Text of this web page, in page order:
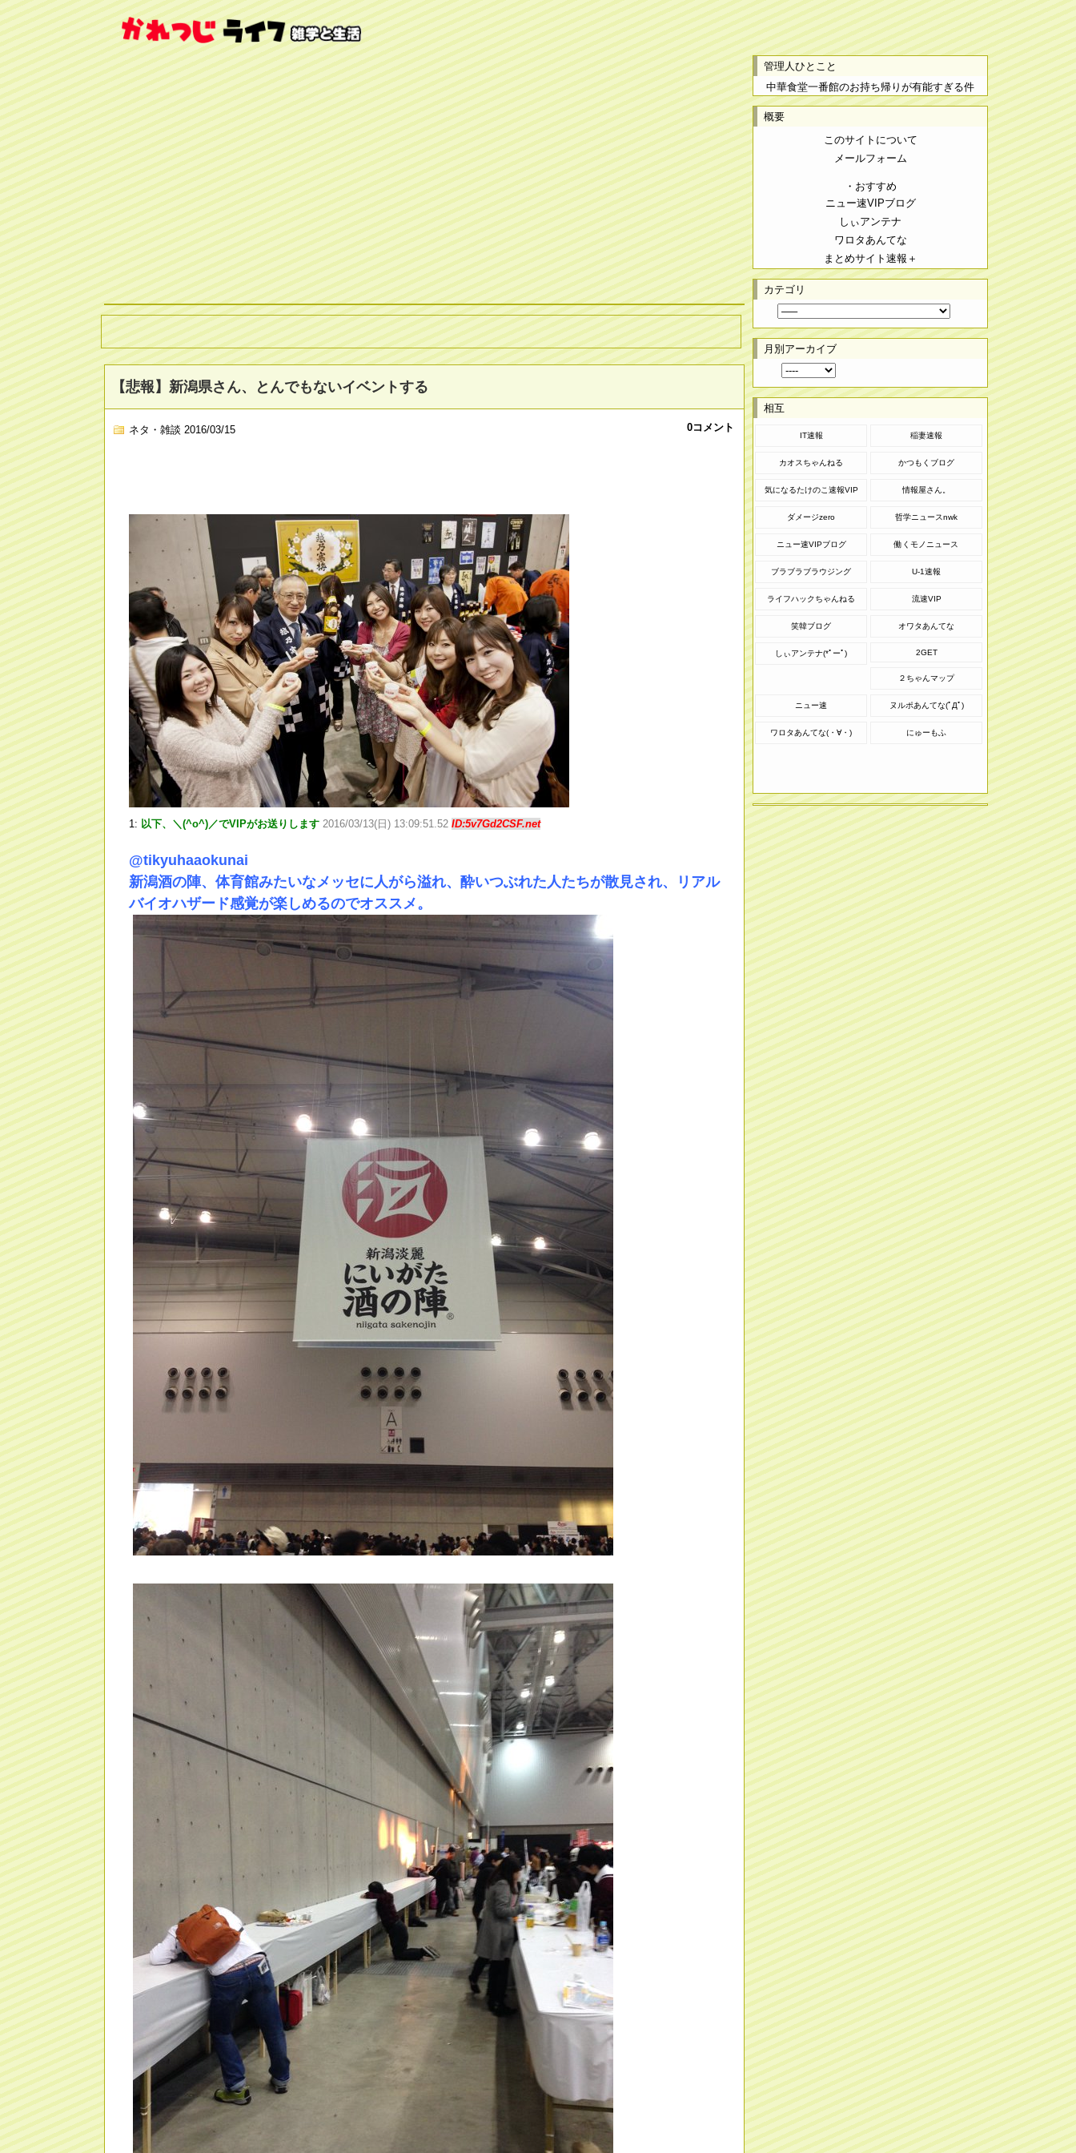
【悲報】新潟県さん、とんでもないイベントする
ネタ・雑談 2016/03/15 0コメント
1: 以下、＼(^o^)／でVIPがお送りします 2016/03/13(日) 13:09:51.52 ID:5v7Gd2CSF.net
@tikyuhaaokunai
新潟酒の陣、体育館みたいなメッセに人がら溢れ、酔いつぶれた人たちが散見され、リアル
バイオハザード感覚が楽しめるのでオススメ。
管理人ひとこと
中華食堂一番館のお持ち帰りが有能すぎる件
概要
このサイトについて
メールフォーム
・おすすめ
ニュー速VIPブログ
しぃアンテナ
ワロタあんてな
まとめサイト速報＋
カテゴリ
月別アーカイブ
相互
IT速報 稲妻速報
カオスちゃんねる かつもくブログ
気になるたけのこ速報VIP 情報屋さん。
ダメージzero 哲学ニュースnwk
ニュー速VIPブログ 働くモノニュース
ブラブラブラウジング U-1速報
ライフハックちゃんねる 流速VIP
笑韓ブログ オワタあんてな
しぃアンテナ(*ﾟーﾟ) 2GET
２ちゃんマップ
ニュー速 ヌルポあんてな(ﾟДﾟ)
ワロタあんてな(・∀・) にゅーもふ